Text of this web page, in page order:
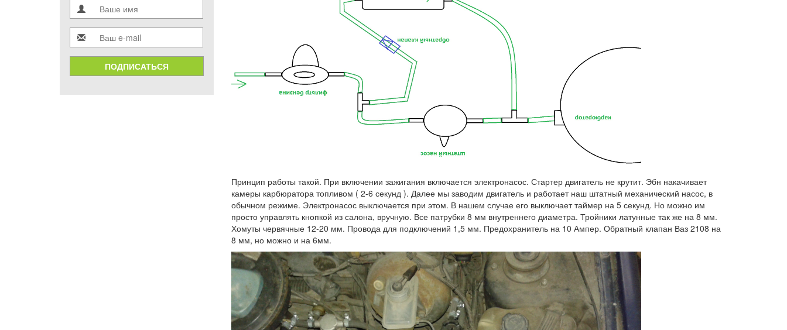
ПОДПИСАТЬСЯ
Принцип работы такой. При включении зажигания включается электронасос. Стартер двигатель не крутит. Эбн накачивает
камеры карбюратора топливом ( 2-6 секунд ). Далее мы заводим двигатель и работает наш штатный механический насос, в
обычном режиме. Электронасос выключается при этом. В нашем случае его выключает таймер на 5 секунд. Но можно им
просто управлять кнопкой из салона, вручную. Все патрубки 8 мм внутреннего диаметра. Тройники латунные так же на 8 мм.
Хомуты червячные 12-20 мм. Провода для подключений 1,5 мм. Предохранитель на 10 Ампер. Обратный клапан Ваз 2108 на
8 мм, но можно и на 6мм.